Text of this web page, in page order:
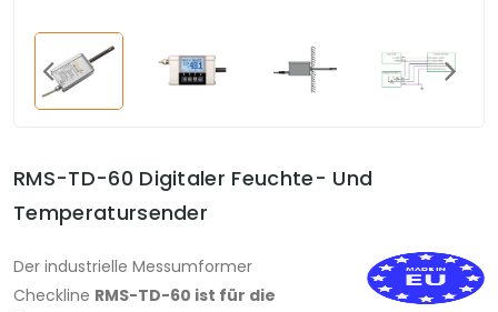
RMS-TD-60 Digitaler Feuchte- Und
Temperatursender
Der industrielle Messumformer
Checkline RMS-TD-60 ist für die